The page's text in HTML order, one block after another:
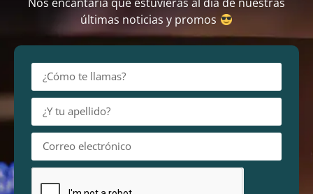
últimas noticias y promos